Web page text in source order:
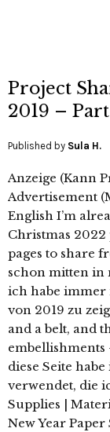
Project
2019 –
Published by Sula H.
Anzeige (Kann
Advertisement
English I’m
Christmas
pages to share
schon mitten in
ich habe immer
von 2019 zu
and a belt, and
embellishments
diese Seite
verwendet, die
Supplies |
New Year